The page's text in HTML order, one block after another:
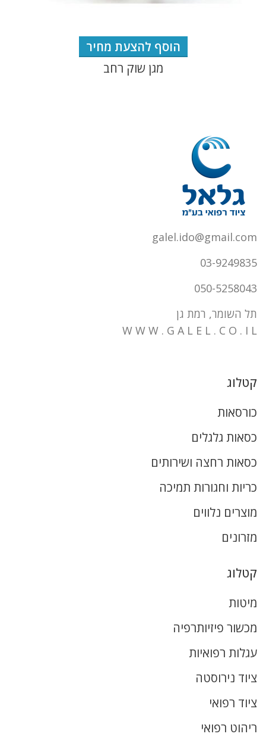
הוסף להצעת מחיר
מגן שוק רחב
galel.ido@gmail.com
03-9249835
050-5258043
תל השומר, רמת גן
W W W . G A L E L . C O . I L
קטלוג
כורסאות
כסאות גלגלים
כסאות רחצה ושירותים
כריות וחגורות תמיכה
מוצרים נלווים
מזרונים
קטלוג
מיטות
מכשור פיזיותרפיה
עגלות רפואיות
ציוד נירוסטה
ציוד רפואי
ריהוט רפואי